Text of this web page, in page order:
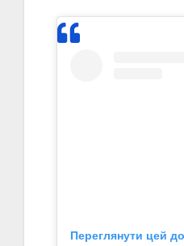
Переглянути цей